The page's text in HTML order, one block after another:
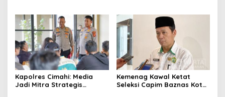
Daerah
Kapolres Cimahi: Media
Jadi Mitra Strategis
Kemenag Kawal Ketat
Seleksi Capim Baznas Kota